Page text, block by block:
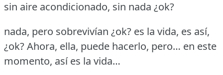
sin aire acondicionado, sin nada ¿ok?
nada, pero sobrevivían ¿ok? es la vida, es así,
¿ok?Ahora, ella, puede hacerlo, pero… en este
momento, así es la vida…